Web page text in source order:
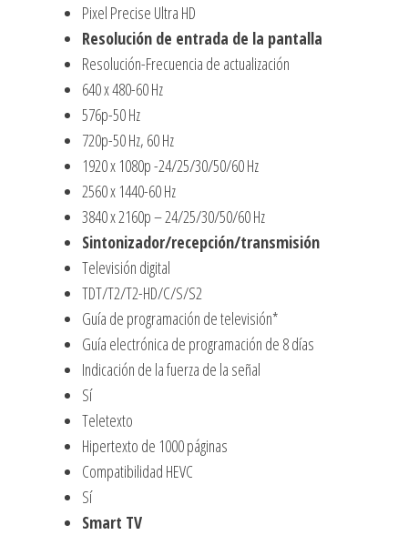
Pixel Precise Ultra HD
Resolución de entrada de la pantalla
Resolución-Frecuencia de actualización
640 x 480-60 Hz
576p-50 Hz
720p-50 Hz, 60 Hz
1920 x 1080p -24/25/30/50/60 Hz
2560 x 1440-60 Hz
3840 x 2160p – 24/25/30/50/60 Hz
Sintonizador/recepción/transmisión
Televisión digital
TDT/T2/T2-HD/C/S/S2
Guía de programación de televisión*
Guía electrónica de programación de 8 días
Indicación de la fuerza de la señal
Sí
Teletexto
Hipertexto de 1000 páginas
Compatibilidad HEVC
Sí
Smart TV